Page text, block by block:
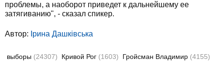
проблемы, а наоборот приведет к дальнейшему ее
затягиванию", - сказал спикер.
Автор: Ірина Дашківська
выборы (24307) Кривой Рог (1603) Гройсман Владимир (4155)